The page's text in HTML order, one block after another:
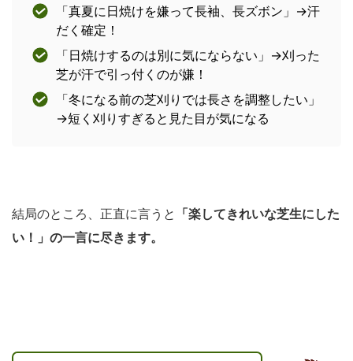
「真夏に日焼けを嫌って長袖、長ズボン」→汗
だく確定！
「日焼けするのは別に気にならない」→刈った
芝が汗で引っ付くのが嫌！
「冬になる前の芝刈りでは長さを調整したい」
→短く刈りすぎると見た目が気になる
結局のところ、正直に言うと 「楽してきれいな芝生にした
い！」の一言に尽きます。